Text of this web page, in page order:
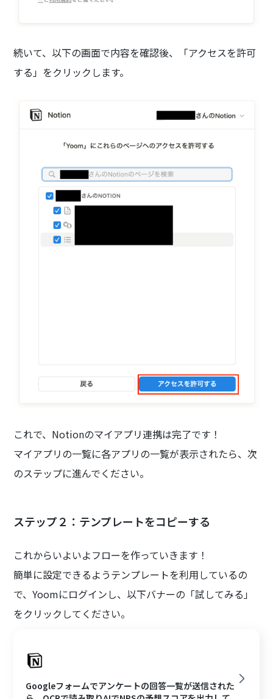
続いて、以下の画面で内容を確認後、「アクセスを許可
する」をクリックします。
これで、Notionのマイアプリ連携は完了です！
マイアプリの一覧に各アプリの一覧が表示されたら、次
のステップに進んでください。
ステップ２：テンプレートをコピーする
これからいよいよフローを作っていきます！
簡単に設定できるようテンプレートを利用しているの
で、Yoomにログインし、以下バナーの「試してみる」
をクリックしてください。
Googleフォームでアンケートの回答一覧が送信された